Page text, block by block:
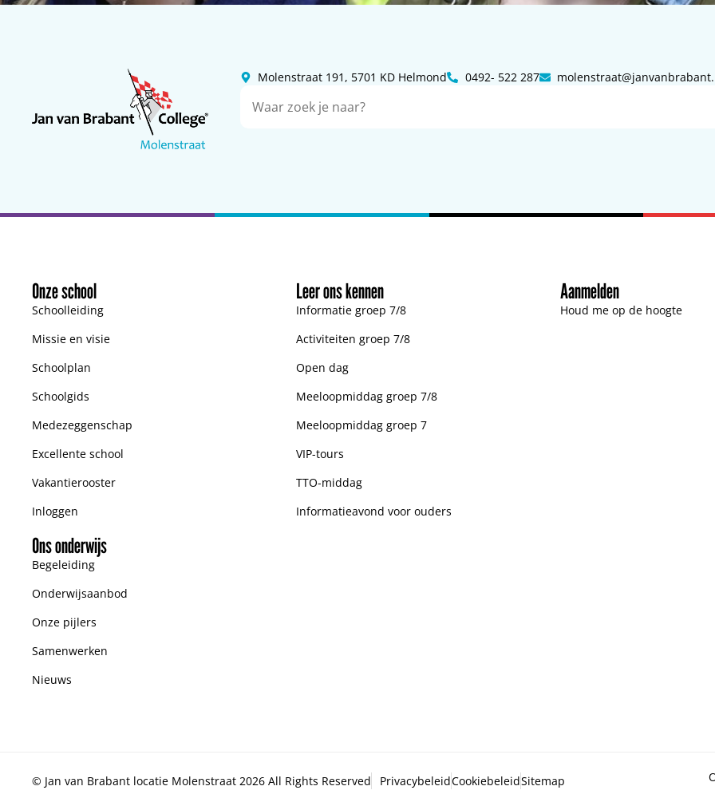
Molenstraat 191, 5701 KD Helmond 0492- 522 287
Onze school
Schoolleiding
Missie en visie
Schoolplan
Schoolgids
Medezeggenschap
Excellente school
Vakantierooster
Inloggen
Ons onderwijs
Begeleiding
Onderwijsaanbod
Onze pijlers
Samenwerken
Nieuws
Leer ons kennen
Informatie groep 7/8
Activiteiten groep 7/8
Open dag
Meeloopmiddag groep 7/8
Meeloopmiddag groep 7
VIP-tours
TTO-middag
Informatieavond voor ouders
Aanmelden
Houd me op de hoogte
© Jan van Brabant locatie Molenstraat 2026 All Rights Reserved PrivacybeleidCookiebeleidSitemap